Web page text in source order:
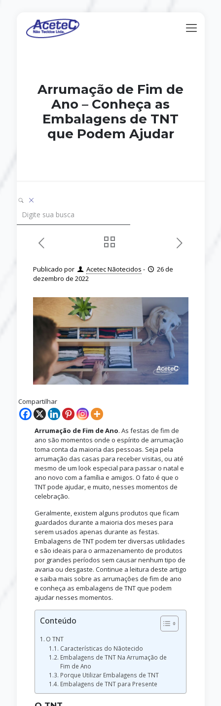
Arrumação de Fim de
Ano – Conheça as
Embalagens de TNT
que Podem Ajudar
Publicado por Acetec Nãotecidos -
26 de
dezembro de 2022
Compartilhar
Arrumação de Fim de Ano. As festas de fim de
ano são momentos onde o espírito de arrumação
toma conta da maioria das pessoas. Seja pela
arrumação das casas para receber visitas, ou até
mesmo de um look especial para passar o natal e
ano novo com a família e amigos. O fato é que o
TNT pode ajudar, e muito, nesses momentos de
celebração.
Geralmente, existem alguns produtos que ficam
guardados durante a maioria dos meses para
serem usados apenas durante as festas.
Embalagens de TNT podem ter diversas utilidades
e são ideais para o armazenamento de produtos
por grandes períodos sem causar nenhum tipo de
avaria ou desgaste. Continue a leitura deste artigo
e saiba mais sobre as arrumações de fim de ano
e conheça as embalagens de TNT que podem
ajudar nesses momentos.
Conteúdo
O TNT
Características do Nãotecido
Embalagens de TNT Na Arrumação de
Fim de Ano
Porque Utilizar Embalagens de TNT
Embalagens de TNT para Presente